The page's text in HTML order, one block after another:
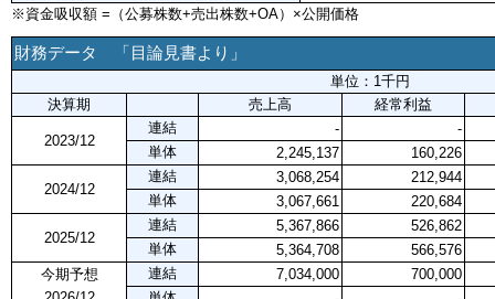
※資金吸収額 =（公募株数+売出株数+OA）×公開価格
財務データ 「目論見書より」
単位：1千円
決算期
売上高 経常利益
2023/12
連結 -
-
単体
2,245,137 160,226
2024/12
連結 3,068,254
212,944
単体
3,067,661 220,684
2025/12
連結 5,367,866
526,862
単体
5,364,708
566,576
今期予想
連結 7,034,000
700,000